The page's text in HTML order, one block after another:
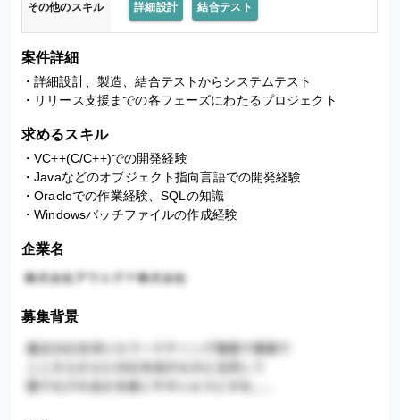
その他のスキル 詳細設計 結合テスト
案件詳細
・詳細設計、製造、結合テストからシステムテスト
・リリース支援までの各フェーズにわたるプロジェクト
求めるスキル
・VC++(C/C++)での開発経験
・Javaなどのオブジェクト指向言語での開発経験
・Oracleでの作業経験、SQLの知識
・Windowsバッチファイルの作成経験
企業名
募集背景